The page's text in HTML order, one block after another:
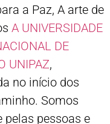
a Paz, A arte de
A UNIVERSIDADE
DE
UNIPAZ,
no início dos
Somos
pelas pessoas e